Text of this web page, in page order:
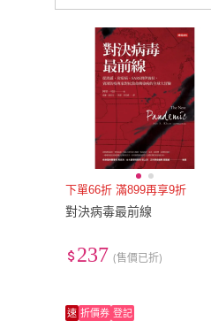
下單66折 滿899再享9折
對決病毒最前線
237 (售價已折)
速 折價券 登記